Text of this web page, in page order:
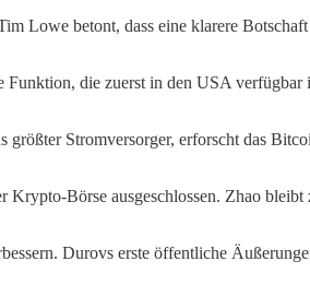
Lowe betont, dass eine klarere
Funktion, die zuerst in den USA
größter Stromversorger, erforscht das
Börse ausgeschlossen. Zhao
Durovs erste öffentliche